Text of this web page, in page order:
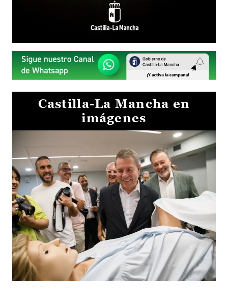
Castilla-La Mancha en
imágenes